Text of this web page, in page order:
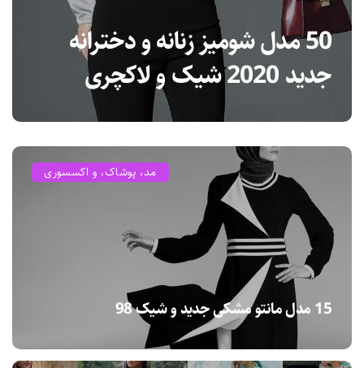
50 مدل شومیز زنانه و دخترانه
جدید 2020 شیک و لاکچری
مد، پوشاک، و اکسسوری
15 مدل مانتو مشکی جدید و شیک 98